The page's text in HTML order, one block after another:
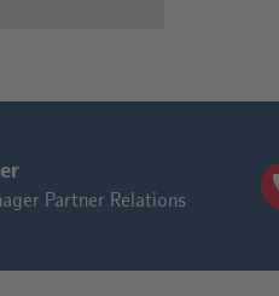
Partner Relations